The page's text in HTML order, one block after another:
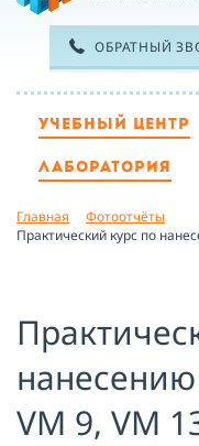
ОБРАТНЫЙ
УЧЕБНЫЙ ЦЕНТР
ЛАБОРАТОРИЯ
Главная
Фотоотчёты
Практический курс по
VM 9, VM